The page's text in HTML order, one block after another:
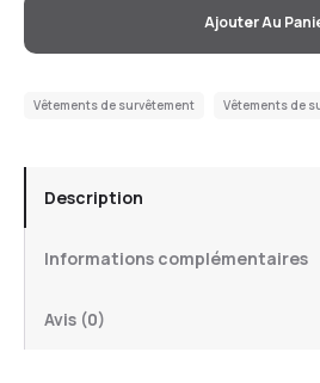
Ajouter Au
Vêtements de survêtement Vêtements de
Description
Informations complémentaires
Avis (0)